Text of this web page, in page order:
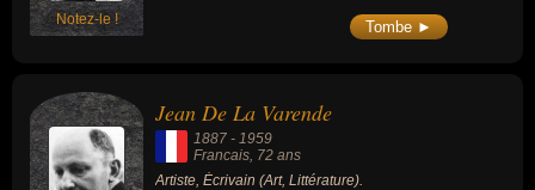
Notez-le ! Tombe ►
Jean De La Varende
1887 - 1959
Francais , 72 ans
Artiste, Écrivain (Art, Littérature).